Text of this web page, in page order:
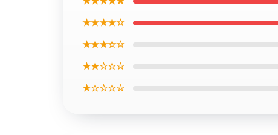
★★★★☆
★★★☆☆
★★☆☆☆
★☆☆☆☆